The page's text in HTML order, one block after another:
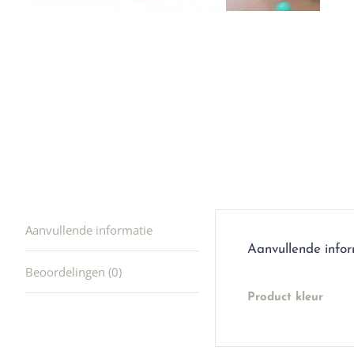
winkel
ook
Aanvullende informatie
Beoordelingen (0)
Aanvullende
Product kleur